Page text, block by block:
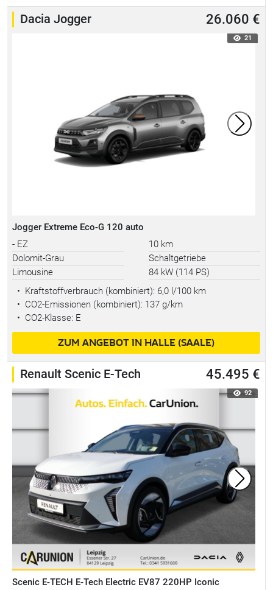
Dacia Jogger 26.060 €
21
Jogger Extreme Eco-G 120 auto
- EZ
10 km
Dolomit-Grau
Schaltgetriebe
Limousine
84 kW (114 PS)
•
Kraftstoffverbrauch (kombiniert): 6,0 l/100 km
• CO2-Emissionen (kombiniert): 137 g/km
• CO2-Klasse: E
ZUM ANGEBOT IN HALLE (SAALE)
Renault Scenic E-Tech 45.495 €
92
Scenic E-TECH E-Tech Electric EV87 220HP Iconic